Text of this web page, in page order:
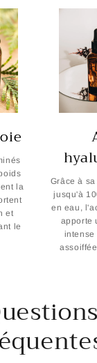
la
et
le
Grâce à
jusqu'à
en eau,
apporte